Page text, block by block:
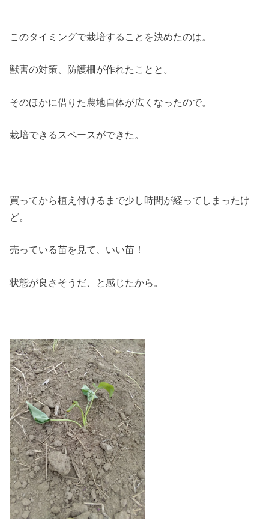
このタイミングで栽培することを決めたのは。
獣害の対策、防護柵が作れたことと。
そのほかに借りた農地自体が広くなったので。
栽培できるスペースができた。
買ってから植え付けるまで少し時間が経ってしまったけ
ど。
売っている苗を見て、いい苗！
状態が良さそうだ、と感じたから。